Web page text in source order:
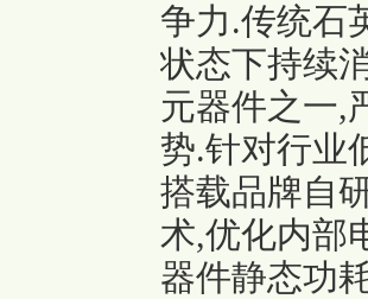
争力.传统石
状态下持续
元器件之一,
势.针对行业
搭载品牌自
术,优化内部
器件静态功